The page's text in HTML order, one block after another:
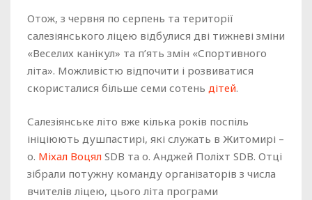
Отож, з червня по серпень та території
салезіянського ліцею відбулися дві тижневі зміни
«Веселих канікул» та п’ять змін «Спортивного
літа». Можливістю відпочити і розвиватися
скористалися більше семи сотень дітей.
Салезіянське літо вже кілька років поспіль
ініціюють душпастирі, які служать в Житомирі –
о. Міхал Воцял SDB та о. Анджей Поліхт SDB. Отці
зібрали потужну команду організаторів з числа
вчителів ліцею, цього літа програми